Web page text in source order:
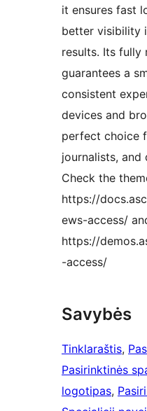
it ensures fast
better visibility
results. Its fully
guarantees a
consistent
devices and
perfect choice
journalists, and
Check the
https://
ews-access/
https://
-access/
Savybės
Tinklaraštis,
Pasirinktinės
logotipas,